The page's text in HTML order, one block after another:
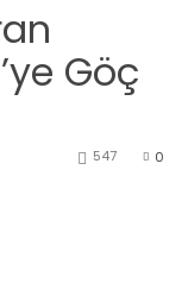
Göç
0
547